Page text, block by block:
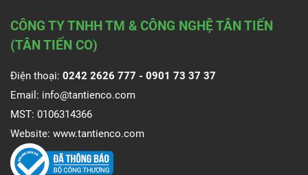
CÔNG TY TNHH TM & CÔNG NGHỆ TÂN TIẾN
(TÂN TIẾN CO)
Điện thoại: 0242 2626 777 - 0901 73 37 37
Email: info@tantienco.com
MST: 0106314366
Website: www.tantienco.com